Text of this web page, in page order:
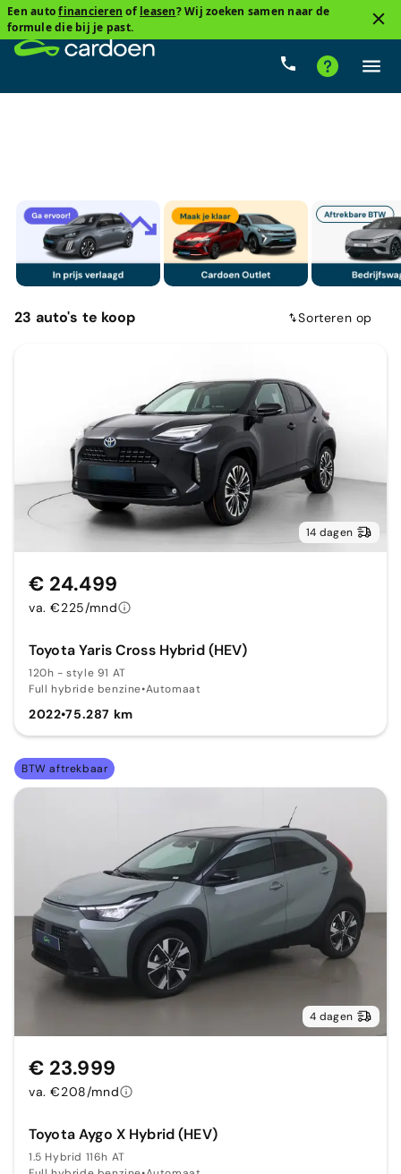
Een autofinancieren of leasen? Wij zoeken samen naar de
formule die bij je past.
Type versnelling Brandstof
23 auto's te koop Sorteren op
14 dagen
Toyota Yaris Cross Hybrid (HEV)
120h - style 91 AT
Full hybride benzine•Automaat
2022•75.287 km
€ 24.499
va. €225/mnd
BTW aftrekbaar
4 dagen
Toyota Aygo X Hybrid (HEV)
1.5 Hybrid 116h AT
€ 23.999
va. €208/mnd